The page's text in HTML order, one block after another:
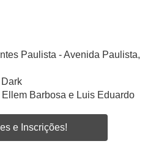
Paulista - Avenida Paulista,
Barbosa e Luis Eduardo
e Inscrições!